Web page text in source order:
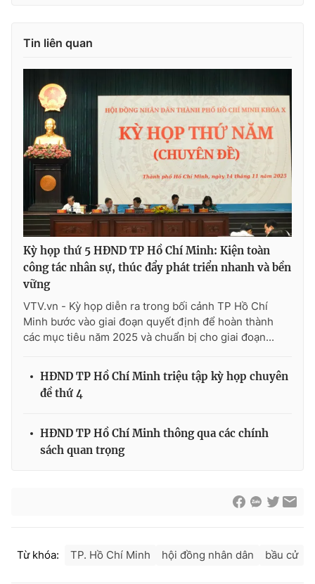
Tin liên quan
Kỳ họp thứ 5 HĐND TP Hồ Chí Minh: Kiện toàn
công tác nhân sự, thúc đẩy phát triển nhanh và bền
vững
VTV.vn - Kỳ họp diễn ra trong bối cảnh TP Hồ Chí
Minh bước vào giai đoạn quyết định để hoàn thành
các mục tiêu năm 2025 và chuẩn bị cho giai đoạn...
HĐND TP Hồ Chí Minh triệu tập kỳ họp chuyên
đề thứ 4
HĐND TP Hồ Chí Minh thông qua các chính
sách quan trọng
Từ khóa: TP. Hồ Chí Minh hội đồng nhân dân bầu cử